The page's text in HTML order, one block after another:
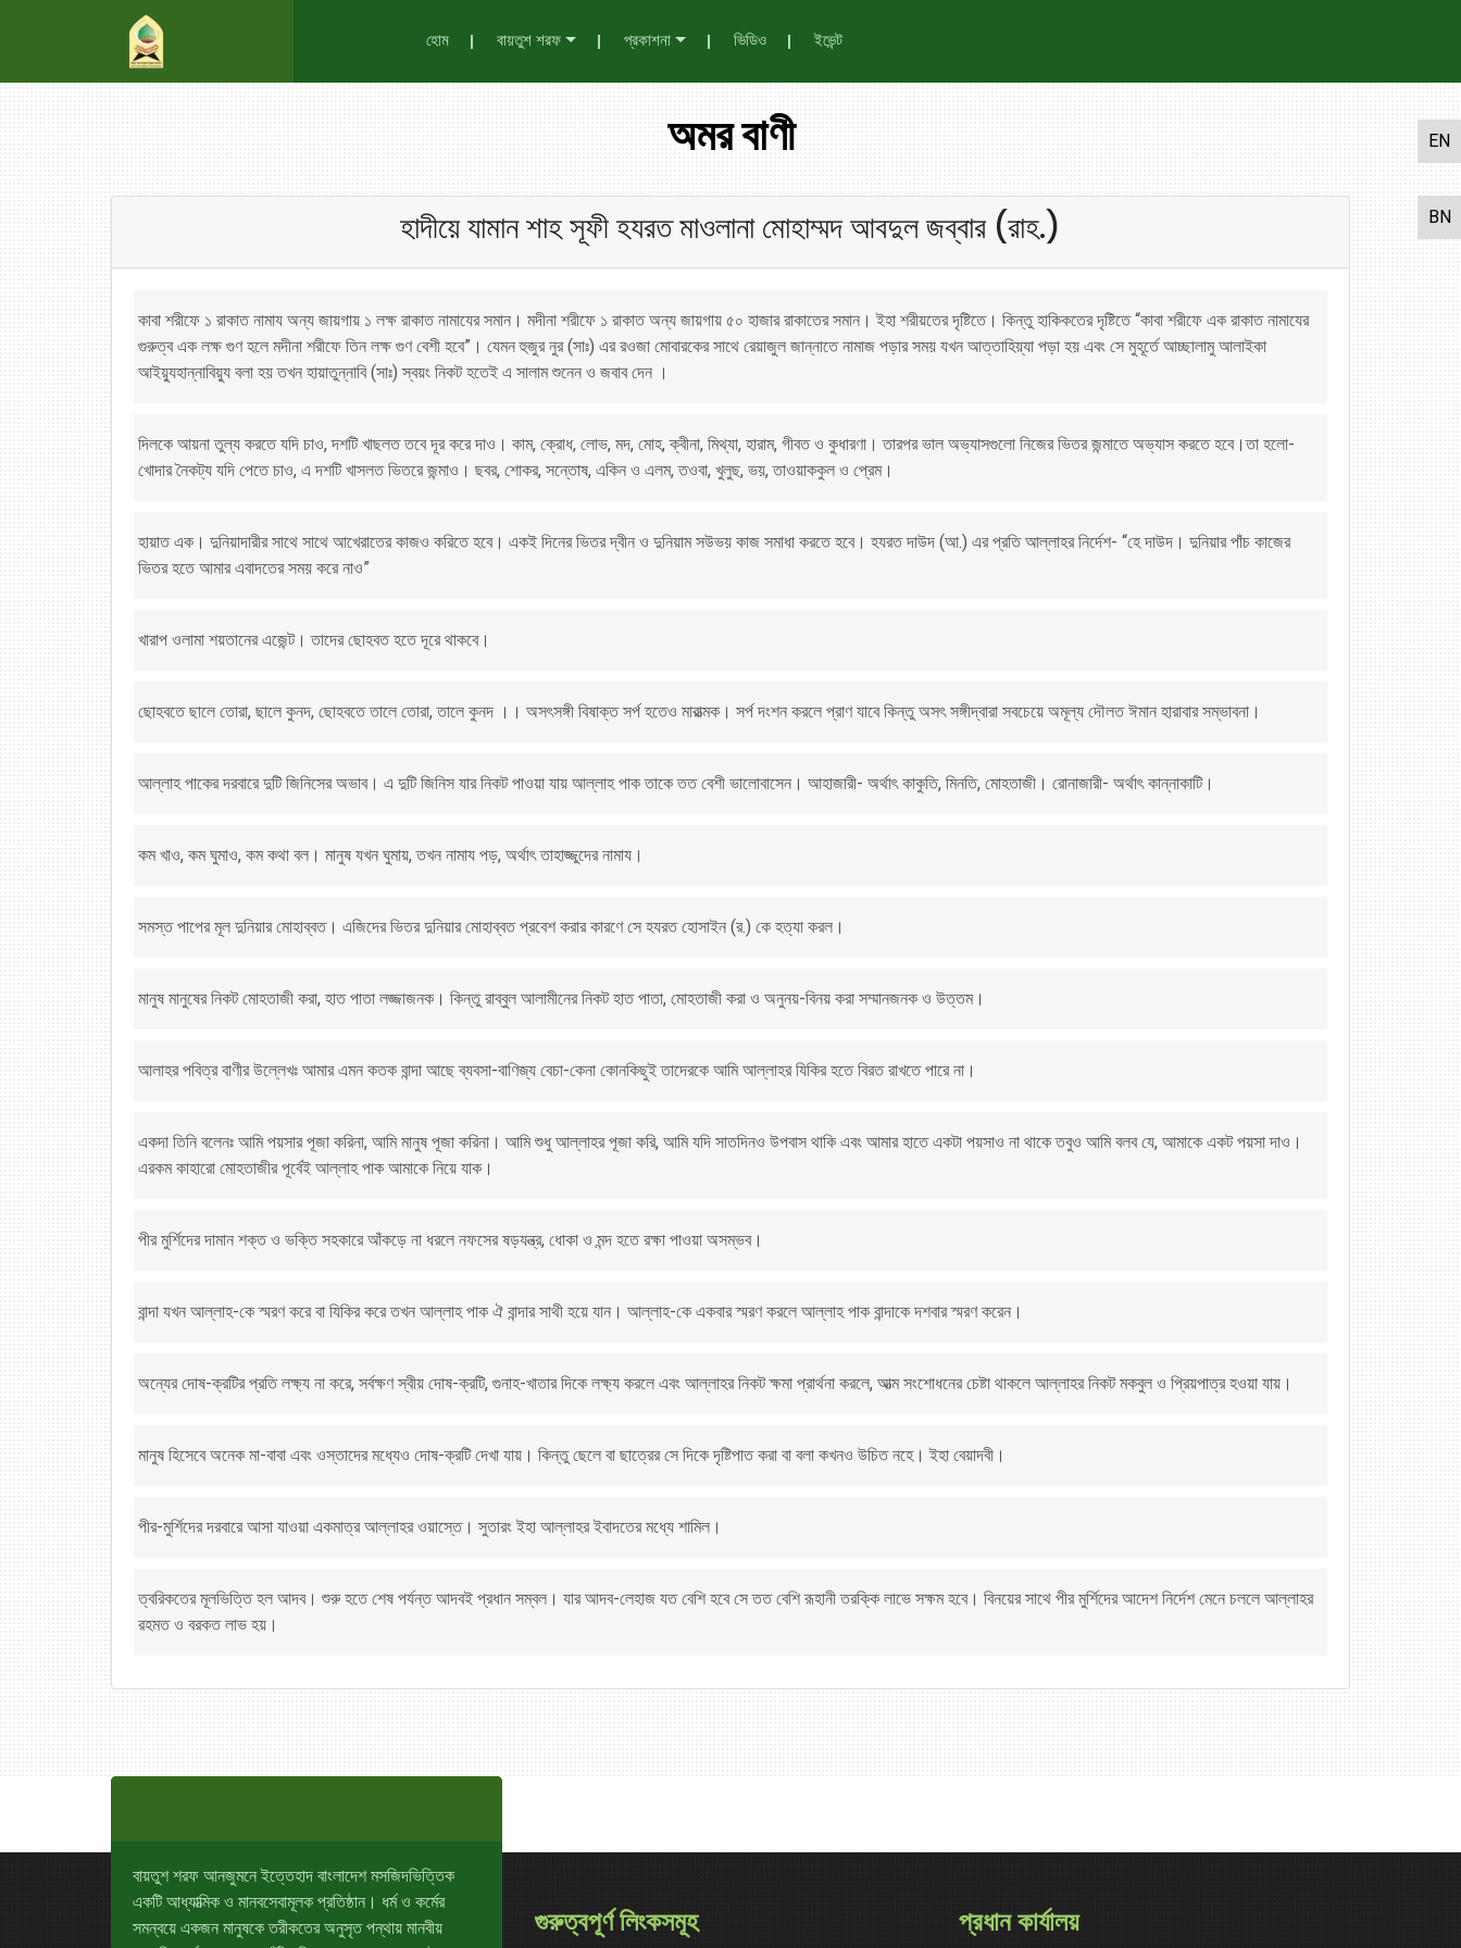
EN
BN
হোম বায়তুশ শরফ প্রকাশনা ভিডিও ইভেন্ট
অমর বাণী
হাদীয়ে যামান শাহ সূফী হযরত মাওলানা মোহাম্মদ আবদুল জব্বার (রাহ.)
কাবা শরীফে ১ রাকাত নামায অন্য জায়গায় ১ লক্ষ রাকাত নামাযের সমান। মদীনা শরীফে ১ রাকাত অন্য জায়গায় ৫০ হাজার রাকাতের সমান। ইহা শরীয়তের দৃষ্টিতে। কিন্তু হাকিকতের দৃষ্টিতে “কাবা শরীফে এক রাকাত নামাযের
গুরুত্ব এক লক্ষ গুণ হলে মদীনা শরীফে তিন লক্ষ গুণ বেশী হবে”। যেমন হুজুর নুর (সাঃ) এর রওজা মোবারকের সাথে রেয়াজুল জান্নাতে নামাজ পড়ার সময় যখন আত্তাহিয়্যা পড়া হয় এবং সে মুহূর্তে আচ্ছালামু আলাইকা
আইয়্যুহান্নাবিয়্যু বলা হয় তখন হায়াতুন্নাবি (সাঃ) স্বয়ং নিকট হতেই এ সালাম শুনেন ও জবাব দেন ।
দিলকে আয়না তুল্য করতে যদি চাও, দশটি খাছলত তবে দূর করে দাও। কাম, ক্রোধ, লোভ, মদ, মোহ, ক্বীনা, মিথ্যা, হারাম, গীবত ও কুধারণা। তারপর ভাল অভ্যাসগুলো নিজের ভিতর জন্মাতে অভ্যাস করতে হবে।তা হলো-
খোদার নৈকট্য যদি পেতে চাও, এ দশটি খাসলত ভিতরে জন্মাও। ছবর, শোকর, সন্তোষ, একিন ও এলম, তওবা, খুলুছ, ভয়, তাওয়াককুল ও প্রেম।
হায়াত এক। দুনিয়াদারীর সাথে সাথে আখেরাতের কাজও করিতে হবে। একই দিনের ভিতর দ্বীন ও দুনিয়াম সউভয় কাজ সমাধা করতে হবে। হযরত দাউদ (আ.) এর প্রতি আল্লাহর নির্দেশ- “হে দাউদ। দুনিয়ার পাঁচ কাজের
ভিতর হতে আমার এবাদতের সময় করে নাও”
খারাপ ওলামা শয়তানের এজেন্ট। তাদের ছোহবত হতে দূরে থাকবে।
ছোহবতে ছালে তোরা, ছালে কুনদ, ছোহবতে তালে তোরা, তালে কুনদ ।। অসৎসঙ্গী বিষাক্ত সর্প হতেও মারাত্মক। সর্প দংশন করলে প্রাণ যাবে কিন্তু অসৎ সঙ্গীদ্বারা সবচেয়ে অমূল্য দৌলত ঈমান হারাবার সম্ভাবনা।
আল্লাহ পাকের দরবারে দুটি জিনিসের অভাব। এ দুটি জিনিস যার নিকট পাওয়া যায় আল্লাহ পাক তাকে তত বেশী ভালোবাসেন। আহাজারী- অর্থাৎ কাকুতি, মিনতি, মোহতাজী। রোনাজারী- অর্থাৎ কান্নাকাটি।
কম খাও, কম ঘুমাও, কম কথা বল। মানুষ যখন ঘুমায়, তখন নামায পড়, অর্থাৎ তাহাজ্জুদের নামায।
সমস্ত পাপের মূল দুনিয়ার মোহাব্বত। এজিদের ভিতর দুনিয়ার মোহাব্বত প্রবেশ করার কারণে সে হযরত হোসাইন (র.) কে হত্যা করল।
মানুষ মানুষের নিকট মোহতাজী করা, হাত পাতা লজ্জাজনক। কিন্তু রাব্বুল আলামীনের নিকট হাত পাতা, মোহতাজী করা ও অনুনয়-বিনয় করা সম্মানজনক ও উত্তম।
আলাহর পবিত্র বাণীর উল্লেখঃ আমার এমন কতক বান্দা আছে ব্যবসা-বাণিজ্য বেচা-কেনা কোনকিছুই তাদেরকে আমি আল্লাহর যিকির হতে বিরত রাখতে পারে না।
একদা তিনি বলেনঃ আমি পয়সার পূজা করিনা, আমি মানুষ পূজা করিনা। আমি শুধু আল্লাহর পূজা করি, আমি যদি সাতদিনও উপবাস থাকি এবং আমার হাতে একটা পয়সাও না থাকে তবুও আমি বলব যে, আমাকে একট পয়সা দাও।
এরকম কাহারো মোহতাজীর পূর্বেই আল্লাহ পাক আমাকে নিয়ে যাক।
পীর মুর্শিদের দামান শক্ত ও ভক্তি সহকারে আঁকড়ে না ধরলে নফসের ষড়যন্ত্র, ধোকা ও মন্দ হতে রক্ষা পাওয়া অসম্ভব।
বান্দা যখন আল্লাহ-কে স্মরণ করে বা যিকির করে তখন আল্লাহ পাক ঐ বান্দার সাথী হয়ে যান। আল্লাহ-কে একবার স্মরণ করলে আল্লাহ পাক বান্দাকে দশবার স্মরণ করেন।
অন্যের দোষ-ক্রটির প্রতি লক্ষ্য না করে, সর্বক্ষণ স্বীয় দোষ-ক্রটি, গুনাহ-খাতার দিকে লক্ষ্য করলে এবং আল্লাহর নিকট ক্ষমা প্রার্থনা করলে, আত্ম সংশোধনের চেষ্টা থাকলে আল্লাহর নিকট মকবুল ও প্রিয়পাত্র হওয়া যায়।
মানুষ হিসেবে অনেক মা-বাবা এবং ওস্তাদের মধ্যেও দোষ-ক্রটি দেখা যায়। কিন্তু ছেলে বা ছাত্রের সে দিকে দৃষ্টিপাত করা বা বলা কখনও উচিত নহে। ইহা বেয়াদবী।
পীর-মুর্শিদের দরবারে আসা যাওয়া একমাত্র আল্লাহর ওয়াস্তে। সুতারং ইহা আল্লাহর ইবাদতের মধ্যে শামিল।
ত্বরিকতের মূলভিত্তি হল আদব। শুরু হতে শেষ পর্যন্ত আদবই প্রধান সম্বল। যার আদব-লেহাজ যত বেশি হবে সে তত বেশি রূহানী তরক্কি লাভে সক্ষম হবে। বিনয়ের সাথে পীর মুর্শিদের আদেশ নির্দেশ মেনে চললে আল্লাহর
রহমত ও বরকত লাভ হয়।
বায়তুশ শরফ আনজুমনে ইত্তেহাদ বাংলাদেশ মসজিদভিত্তিক
একটি আধ্যাত্মিক ও মানবসেবামূলক প্রতিষ্ঠান। ধর্ম ও কর্মের
সমন্বয়ে একজন মানুষকে তরীকতের অনুসৃত পন্থায় মানবীয়
গুরুত্বপূর্ণ লিংকসমূহ প্রধান কার্যালয়